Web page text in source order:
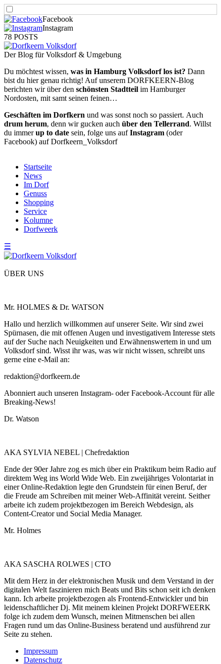
Facebook
Instagram
78 POSTS
Der Blog für Volksdorf & Umgebung
Du möchtest wissen, was in Hamburg Volksdorf los ist? Dann
bist du hier genau richtig! Auf unserem DORFKEERN-Blog
berichten wir über den schönsten Stadtteil im Hamburger
Nordosten, mit samt seinen feinen…
Geschäften im Dorfkern und was sonst noch so passiert. Auch
drum herum, denn wir gucken auch über den Tellerrand. Willst
du immerup to date sein, folge uns aufInstagram (oder
Facebook) auf Dorfkeern_Volksdorf
Startseite
News
Im Dorf
Genuss
Shopping
Service
Kolumne
Dorfweerk
☰
ÜBER UNS
Mr. HOLMES & Dr. WATSON
Hallo und herzlich willkommen auf unserer Seite. Wir sind zwei
Spürnasen, die mit offenen Augen und investigativem Interesse stets
auf der Suche nach Neuigkeiten und Erwähnenswertem in und um
Volksdorf sind. Wisst ihr was, was wir nicht wissen, schreibt uns
gerne eine e-Mail an:
redaktion@dorfkeern.de
Abonniert auch unseren Instagram- oder Facebook-Account für alle
Breaking-News!
Dr. Watson
AKA SYLVIA NEBEL | Chefredaktion
Ende der 90er Jahre zog es mich über ein Praktikum beim Radio auf
direktem Weg ins World Wide Web. Ein zweijähriges Volontariat in
einer Online-Redaktion legte den Grundstein für einen Beruf, der
die Freude am Schreiben mit meiner Web-Affinität vereint. Seither
arbeite ich zudem projektbezogen im Bereich Webdesign, als
Content-Creator und Social Media Manager.
Mr. Holmes
AKA SASCHA ROLWES | CTO
Mit dem Herz in der elektronischen Musik und dem Verstand in der
digitalen Welt faszinieren mich Beats und Bits schon seit ich denken
kann. Ich arbeite projektbezogen als Frontend-Entwickler und bin
leidenschaftlicher Dj. Mit meinem kleinen Projekt DORFWEERK
folge ich zudem dem Wunsch, meinen Mitmenschen bei allen
Fragen rund um das Online-Business beratend und ausführend zur
Seite zu stehen.
Impressum
Datenschutz